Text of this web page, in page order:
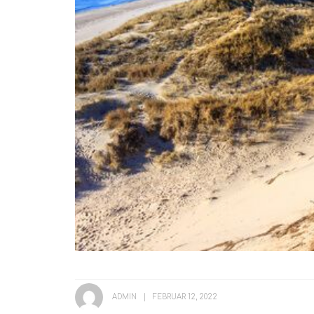
ADMIN FEBRUAR 12, 2022